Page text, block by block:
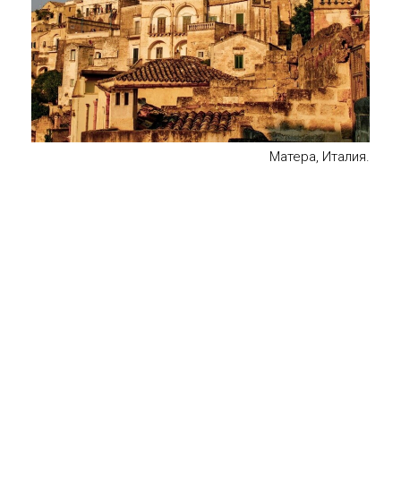
Матера, Италия.